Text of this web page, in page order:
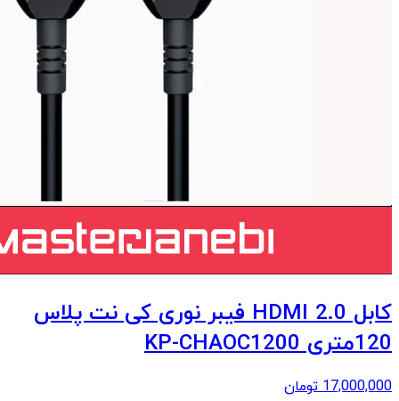
کابل 2.0 HDMI فیبر نوری کی نت پلاس
120متری KP-CHAOC1200
17,000,000 تومان